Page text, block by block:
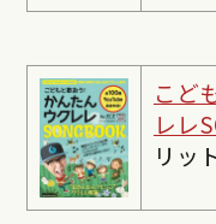
こど
レレ
リッ